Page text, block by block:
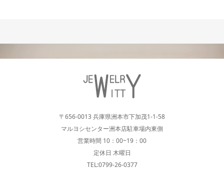
〒656-0013 兵庫県洲本市下加茂1-1-58
マルヨシセンター洲本店駐車場内東側
営業時間 10：00~19：00
定休日 木曜日
TEL:0799-26-0377